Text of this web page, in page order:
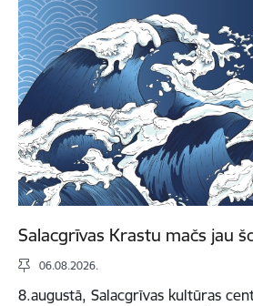
Salacgrīvas Krastu mačs jau
06.08.2026.
8.augustā, Salacgrīvas kultūras